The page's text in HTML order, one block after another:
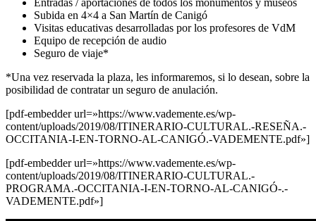
Entradas / aportaciones de todos los monumentos y museos
Subida en 4×4 a San Martín de Canigó
Visitas educativas desarrolladas por los profesores de VdM
Equipo de recepción de audio
Seguro de viaje*
*Una vez reservada la plaza, les informaremos, si lo desean, sobre la
posibilidad de contratar un seguro de anulación.
[pdf-embedder url=»https://www.vademente.es/wp-
content/uploads/2019/08/ITINERARIO-CULTURAL.-RESEÑA.-
OCCITANIA-I-EN-TORNO-AL-CANIGÓ.-VADEMENTE.pdf»]
[pdf-embedder url=»https://www.vademente.es/wp-
content/uploads/2019/08/ITINERARIO-CULTURAL.-
PROGRAMA.-OCCITANIA-I-EN-TORNO-AL-CANIGÓ-.-
VADEMENTE.pdf»]